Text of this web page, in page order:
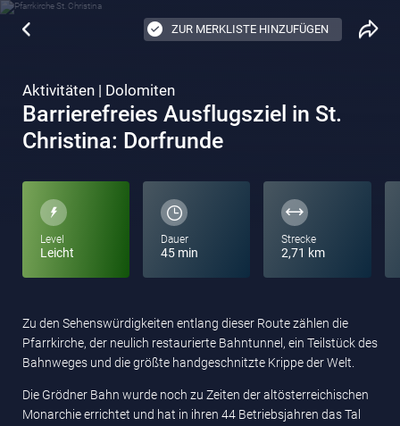
ZUR MERKLISTE HINZUFÜGEN
Aktivitäten | Dolomiten
Barrierefreies Ausflugsziel in St.
Christina: Dorfrunde
Level
Leicht
Dauer
45 min
Strecke
2,71 km
Zu den Sehenswürdigkeiten entlang dieser Route zählen die
Pfarrkirche, der neulich restaurierte Bahntunnel, ein Teilstück des
Bahnweges und die größte handgeschnitzte Krippe der Welt.
Die Grödner Bahn wurde noch zu Zeiten der altösterreichischen
Monarchie errichtet und hat in ihren 44 Betriebsjahren das Tal